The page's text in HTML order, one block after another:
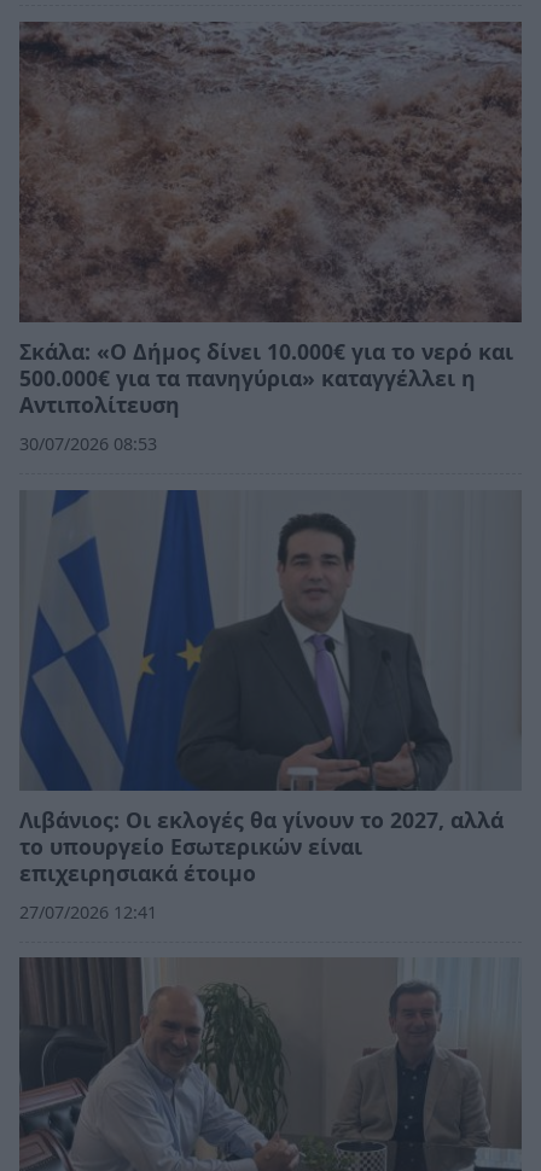
Σκάλα: «Ο Δήμος δίνει 10.000€ για το νερό και
500.000€ για τα πανηγύρια» καταγγέλλει η
Αντιπολίτευση
30/07/2026 08:53
Λιβάνιος: Οι εκλογές θα γίνουν το 2027, αλλά
το υπουργείο Εσωτερικών είναι
επιχειρησιακά έτοιμο
27/07/2026 12:41